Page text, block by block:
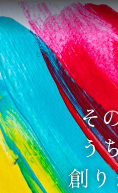
そ
う
創